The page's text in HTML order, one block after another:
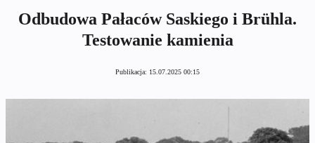
Odbudowa Pałaców Saskiego i Brühla.
Testowanie kamienia
Publikacja: 15.07.2025 00:15